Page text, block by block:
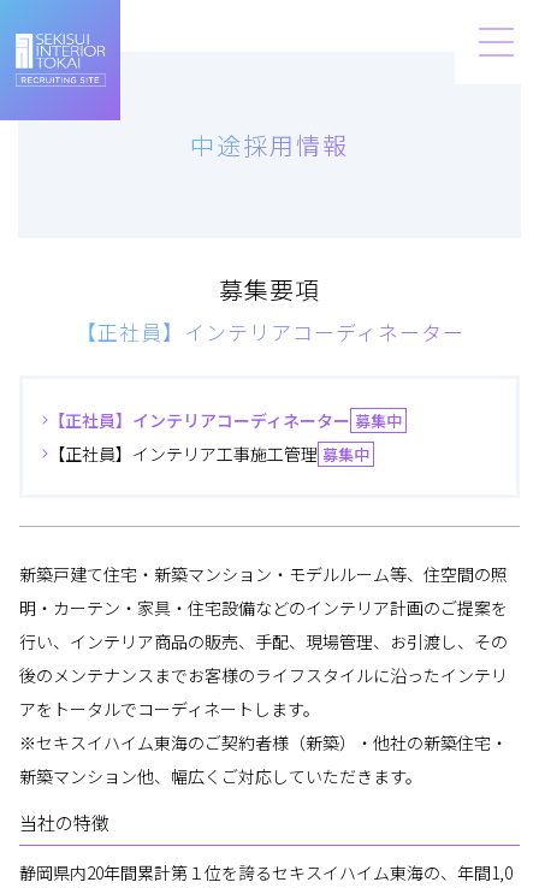
ア東海
中途採用情報
募集要項
【正社員】インテリアコーディネーター
【正社員】インテリアコーディネーター 募集中
【正社員】インテリア工事施工管理 募集中
新築戸建て住宅・新築マンション・モデルルーム等、住空間の照
明・カーテン・家具・住宅設備などのインテリア計画のご提案を
行い、インテリア商品の販売、手配、現場管理、お引渡し、その
後のメンテナンスまでお客様のライフスタイルに沿ったインテリ
アをトータルでコーディネートします。
※セキスイハイム東海のご契約者様（新築）・他社の新築住宅・
新築マンション他、幅広くご対応していただきます。
当社の特徴
静岡県内20年間累計第１位を誇るセキスイハイム東海の、年間1,0